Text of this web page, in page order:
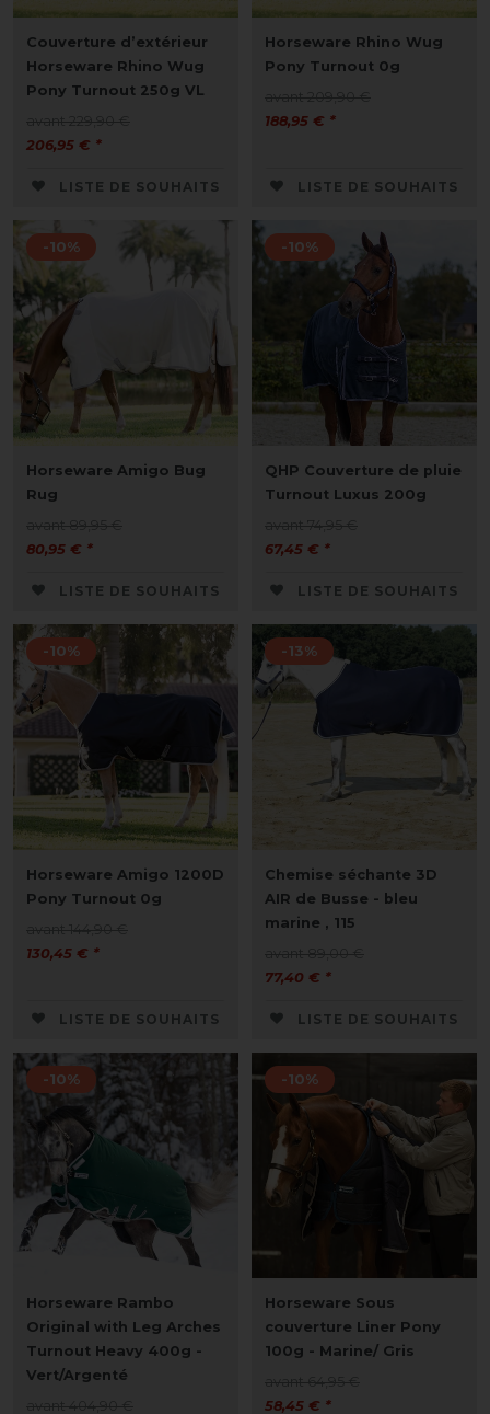
Couverture d’extérieur
Horseware Rhino Wug
Pony Turnout 250g VL
206,95 € *
LISTE DE SOUHAITS
Horseware Rhino Wug
Pony Turnout 0g
188,95 € *
LISTE DE SOUHAITS
-10%
Horseware Amigo Bug
Rug
80,95 € *
LISTE DE SOUHAITS
-10%
QHP Couverture de pluie
Turnout Luxus 200g
67,45 € *
LISTE DE SOUHAITS
-10%
Horseware Amigo 1200D
Pony Turnout 0g
130,45 € *
LISTE DE SOUHAITS
-13%
Chemise séchante 3D
AIR de Busse - bleu
marine , 115
77,40 € *
LISTE DE SOUHAITS
-10%
Horseware Rambo
Original with Leg Arches
Turnout Heavy 400g -
Vert/Argenté
-10%
Horseware Sous
couverture Liner Pony
100g - Marine/ Gris
58,45 € *